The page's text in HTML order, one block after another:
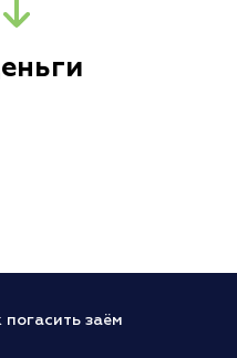
погасить заём